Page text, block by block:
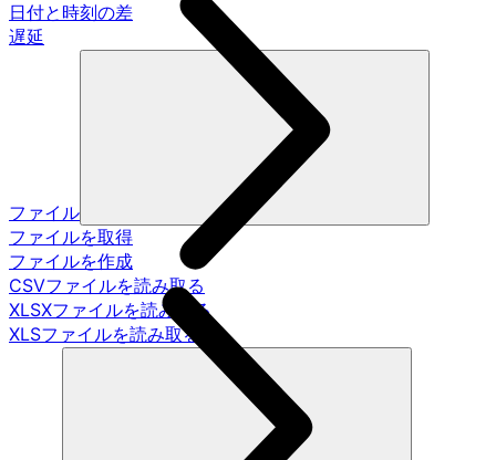
日付と時刻の差
遅延
ファイル
ファイルを取得
ファイルを作成
CSVファイルを読み取る
XLSXファイルを読み取る
XLSファイルを読み取る